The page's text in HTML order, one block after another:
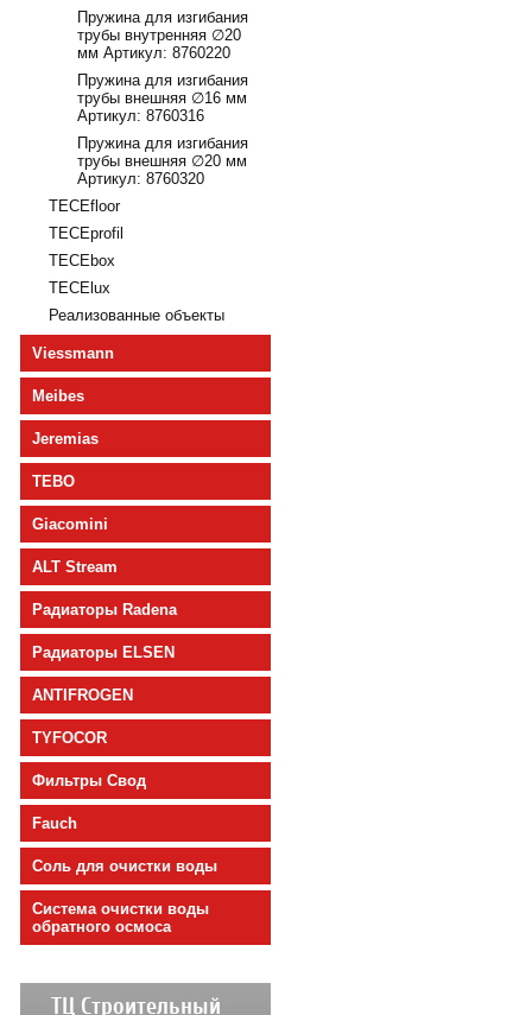
Пружина для изгибания
трубы внутренняя ∅20
мм Артикул: 8760220
Пружина для изгибания
трубы внешняя ∅16 мм
Артикул: 8760316
Пружина для изгибания
трубы внешняя ∅20 мм
Артикул: 8760320
TECEfloor
TECEprofil
TECEbox
TECElux
Реализованные объекты
Viessmann
Meibes
Jeremias
TEBO
Giacomini
ALT Stream
Радиаторы Radena
Радиаторы ELSEN
ANTIFROGEN
TYFOCOR
Фильтры Свод
Fauch
Соль для очистки воды
Cистема очистки воды
обратного осмоса
ТЦ Строительный